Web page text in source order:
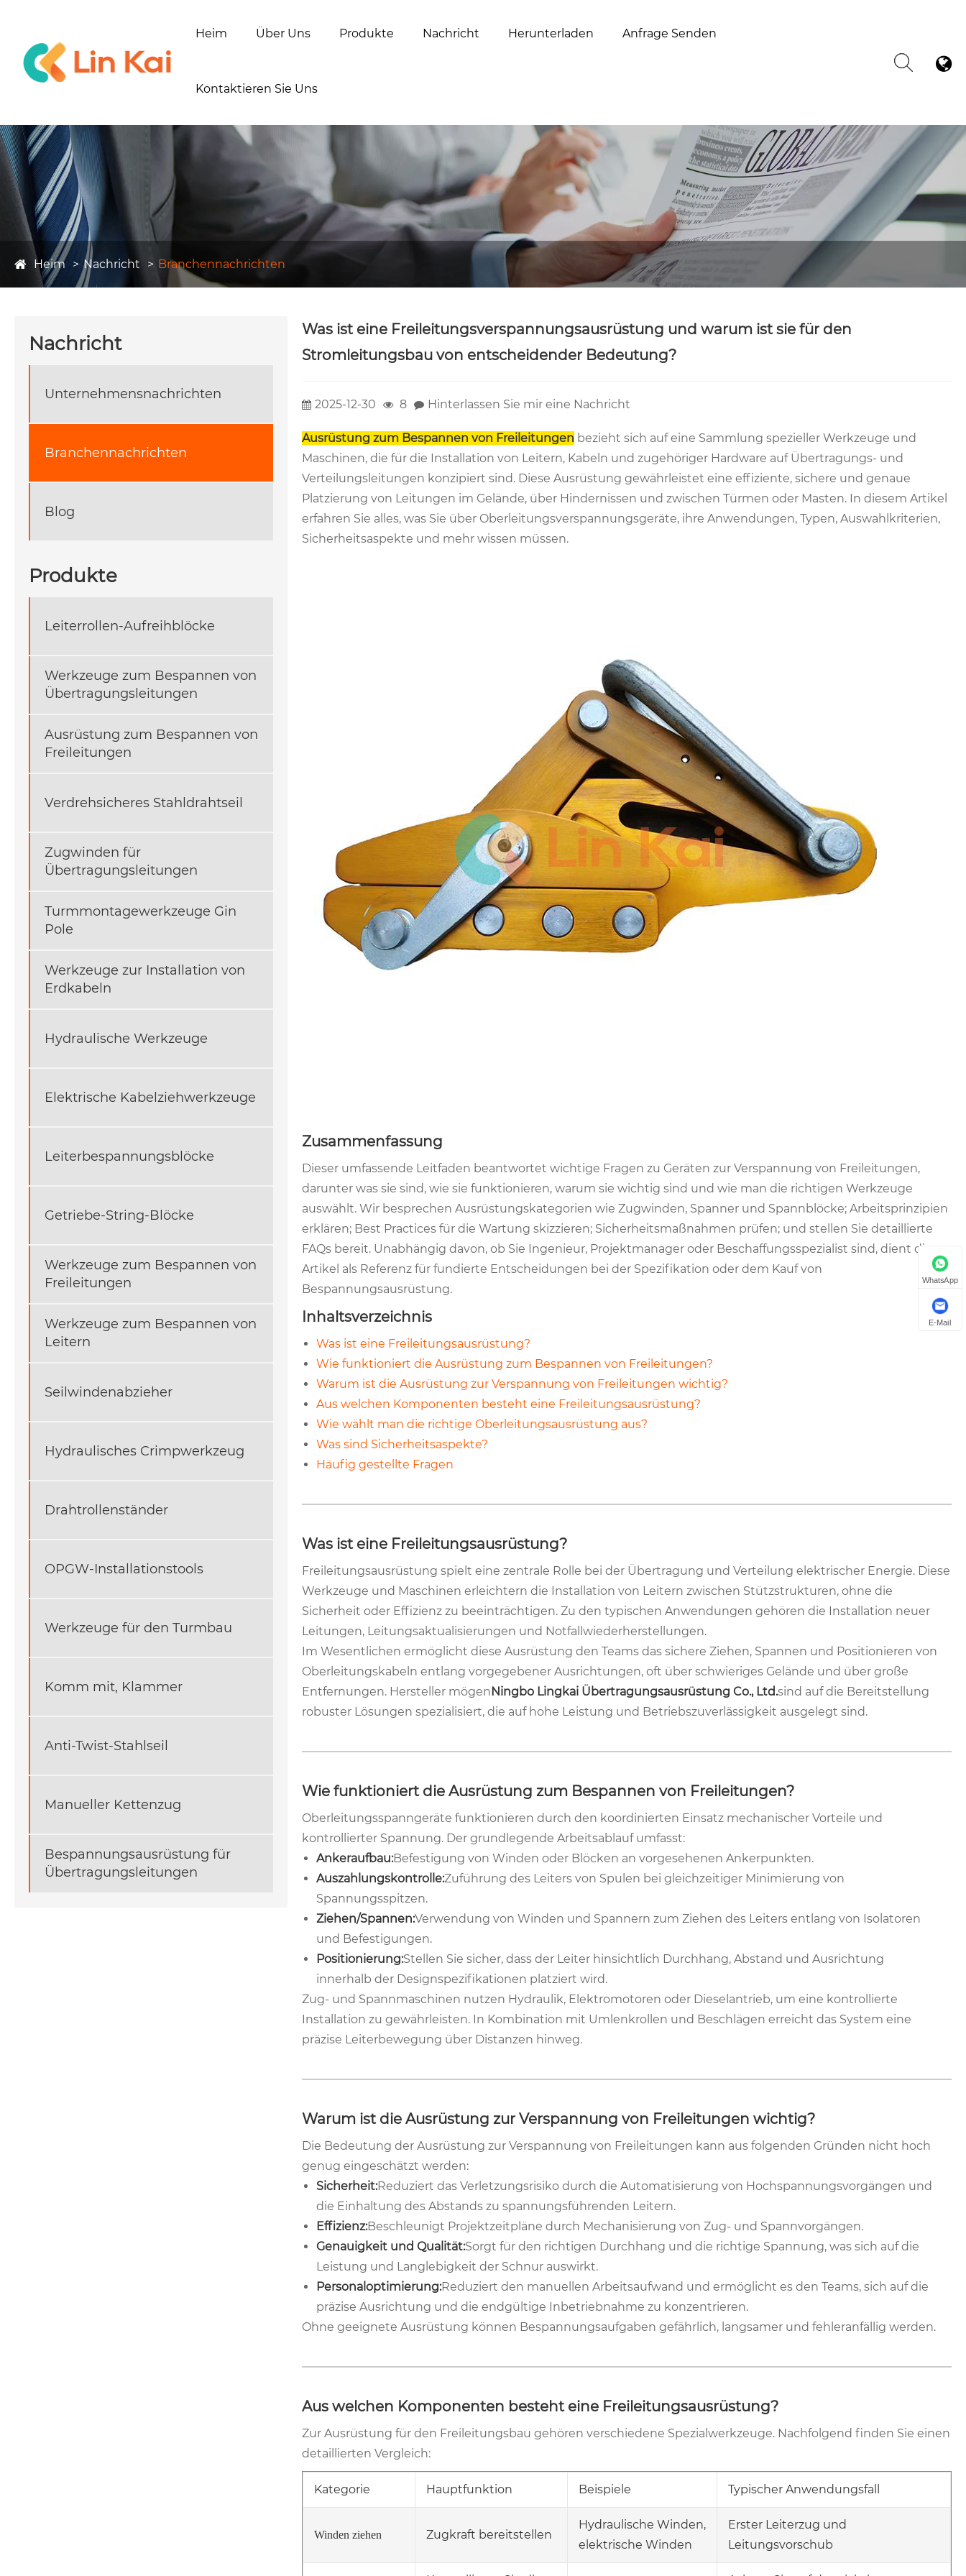
Heim Über Uns Produkte Nachricht Herunterladen Anfrage Senden
Kontaktieren Sie Uns
Heim Nachricht Branchennachrichten
Nachricht
Unternehmensnachrichten
Branchennachrichten
Blog
Produkte
Leiterrollen-Aufreihblöcke
Werkzeuge zum Bespannen von
Übertragungsleitungen
Ausrüstung zum Bespannen von
Freileitungen
Verdrehsicheres Stahldrahtseil
Zugwinden für
Übertragungsleitungen
Turmmontagewerkzeuge Gin
Pole
Werkzeuge zur Installation von
Erdkabeln
Hydraulische Werkzeuge
Elektrische Kabelziehwerkzeuge
Leiterbespannungsblöcke
Getriebe-String-Blöcke
Werkzeuge zum Bespannen von
Freileitungen
Werkzeuge zum Bespannen von
Leitern
Seilwindenabzieher
Hydraulisches Crimpwerkzeug
Drahtrollenständer
OPGW-Installationstools
Werkzeuge für den Turmbau
Komm mit, Klammer
Anti-Twist-Stahlseil
Manueller Kettenzug
Bespannungsausrüstung für
Übertragungsleitungen
Was ist eine Freileitungsverspannungsausrüstung und warum ist sie für den
Stromleitungsbau von entscheidender Bedeutung?
2025-12-30 8 Hinterlassen Sie mir eine Nachricht
Ausrüstung zum Bespannen von Freileitungen bezieht sich auf eine Sammlung spezieller Werkzeuge und
Maschinen, die für die Installation von Leitern, Kabeln und zugehöriger Hardware auf Übertragungs- und
Verteilungsleitungen konzipiert sind. Diese Ausrüstung gewährleistet eine effiziente, sichere und genaue
Platzierung von Leitungen im Gelände, über Hindernissen und zwischen Türmen oder Masten. In diesem Artikel
erfahren Sie alles, was Sie über Oberleitungsverspannungsgeräte, ihre Anwendungen, Typen, Auswahlkriterien,
Sicherheitsaspekte und mehr wissen müssen.
Zusammenfassung
Dieser umfassende Leitfaden beantwortet wichtige Fragen zu Geräten zur Verspannung von Freileitungen,
darunter was sie sind, wie sie funktionieren, warum sie wichtig sind und wie man die richtigen Werkzeuge
auswählt. Wir besprechen Ausrüstungskategorien wie Zugwinden, Spanner und Spannblöcke; Arbeitsprinzipien
erklären; Best Practices für die Wartung skizzieren; Sicherheitsmaßnahmen prüfen; und stellen Sie detaillierte
FAQs bereit. Unabhängig davon, ob Sie Ingenieur, Projektmanager oder Beschaffungsspezialist sind, dient dieser
Artikel als Referenz für fundierte Entscheidungen bei der Spezifikation oder dem Kauf von
Bespannungsausrüstung.
Inhaltsverzeichnis
Was ist eine Freileitungsausrüstung?
Wie funktioniert die Ausrüstung zum Bespannen von Freileitungen?
Warum ist die Ausrüstung zur Verspannung von Freileitungen wichtig?
Aus welchen Komponenten besteht eine Freileitungsausrüstung?
Wie wählt man die richtige Oberleitungsausrüstung aus?
Was sind Sicherheitsaspekte?
Häufig gestellte Fragen
Was ist eine Freileitungsausrüstung?
Freileitungsausrüstung spielt eine zentrale Rolle bei der Übertragung und Verteilung elektrischer Energie. Diese
Werkzeuge und Maschinen erleichtern die Installation von Leitern zwischen Stützstrukturen, ohne die
Sicherheit oder Effizienz zu beeinträchtigen. Zu den typischen Anwendungen gehören die Installation neuer
Leitungen, Leitungsaktualisierungen und Notfallwiederherstellungen.
Im Wesentlichen ermöglicht diese Ausrüstung den Teams das sichere Ziehen, Spannen und Positionieren von
Oberleitungskabeln entlang vorgegebener Ausrichtungen, oft über schwieriges Gelände und über große
Entfernungen. Hersteller mögenNingbo Lingkai Übertragungsausrüstung Co., Ltd.sind auf die Bereitstellung
robuster Lösungen spezialisiert, die auf hohe Leistung und Betriebszuverlässigkeit ausgelegt sind.
Wie funktioniert die Ausrüstung zum Bespannen von Freileitungen?
Oberleitungsspanngeräte funktionieren durch den koordinierten Einsatz mechanischer Vorteile und
kontrollierter Spannung. Der grundlegende Arbeitsablauf umfasst:
Ankeraufbau:Befestigung von Winden oder Blöcken an vorgesehenen Ankerpunkten.
Auszahlungskontrolle:Zuführung des Leiters von Spulen bei gleichzeitiger Minimierung von
Spannungsspitzen.
Ziehen/Spannen:Verwendung von Winden und Spannern zum Ziehen des Leiters entlang von Isolatoren
und Befestigungen.
Positionierung:Stellen Sie sicher, dass der Leiter hinsichtlich Durchhang, Abstand und Ausrichtung
innerhalb der Designspezifikationen platziert wird.
Zug- und Spannmaschinen nutzen Hydraulik, Elektromotoren oder Dieselantrieb, um eine kontrollierte
Installation zu gewährleisten. In Kombination mit Umlenkrollen und Beschlägen erreicht das System eine
präzise Leiterbewegung über Distanzen hinweg.
Warum ist die Ausrüstung zur Verspannung von Freileitungen wichtig?
Die Bedeutung der Ausrüstung zur Verspannung von Freileitungen kann aus folgenden Gründen nicht hoch
genug eingeschätzt werden:
Sicherheit:Reduziert das Verletzungsrisiko durch die Automatisierung von Hochspannungsvorgängen und
die Einhaltung des Abstands zu spannungsführenden Leitern.
Effizienz:Beschleunigt Projektzeitpläne durch Mechanisierung von Zug- und Spannvorgängen.
Genauigkeit und Qualität:Sorgt für den richtigen Durchhang und die richtige Spannung, was sich auf die
Leistung und Langlebigkeit der Schnur auswirkt.
Personaloptimierung:Reduziert den manuellen Arbeitsaufwand und ermöglicht es den Teams, sich auf die
präzise Ausrichtung und die endgültige Inbetriebnahme zu konzentrieren.
Ohne geeignete Ausrüstung können Bespannungsaufgaben gefährlich, langsamer und fehleranfällig werden.
Aus welchen Komponenten besteht eine Freileitungsausrüstung?
Zur Ausrüstung für den Freileitungsbau gehören verschiedene Spezialwerkzeuge. Nachfolgend finden Sie einen
detaillierten Vergleich:
Kategorie Hauptfunktion Beispiele Typischer Anwendungsfall
Winden ziehen Zugkraft bereitstellen
Hydraulische Winden,
elektrische Winden
Erster Leiterzug und
Leitungsvorschub
WhatsApp
E-Mail